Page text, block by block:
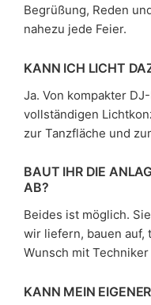
Begrüßung, Reden
nahezu jede Feier.
KANN ICH LICHT
Ja. Von kompakter
vollständigen
zur Tanzfläche und
BAUT IHR DIE
AB?
Beides ist möglich.
wir liefern, bauen auf,
Wunsch mit
KANN MEIN